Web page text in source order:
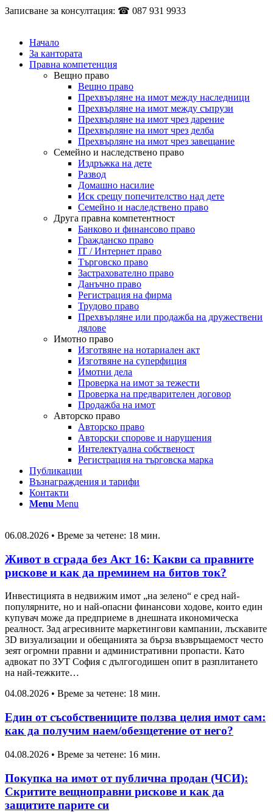
Записване за консултация: ☎ 087 931 9933
Начало
За кантората
Правна компетенция
Вещно право
Вещно право
Прехвърляне на имот между наследници
Прехвърляне на имот между съпрузи
Прехвърляне на имот чрез дарение
Прехвърляне на имот чрез делба
Прехвърляне на имот чрез завещание
Семейно и наследствено право
Издръжка на дете
Развод
Домашно насилие
Иск срещу попечителство над дете
Семейно и наследствено право
Друга правна компетентност
Банково и финансово право
Гражданско право
IT / Интернет право
Търговско право
Застрахователно право
Данъчно право
Регистрация на фирма
Трудово право
Прехвърляне или продажба на дружествени
дялове
Имотно право
Изготвяне на нотариален акт
Изготвяне на суперфиция
Имотни дела
Проверка на имот за тежести
Проверка на предварителен договор
Продажба на имот
Авторско право
Авторско право
Авторски спорове и нарушения
Интелектуална собственост
Регистрация на търговска марка
Публикации
Възнаграждения и тарифи
Контакти
Menu Menu
06.08.2026 • Време за четене: 18 мин.
Живот в сграда без Акт 16: Какви са правните
рискове и как да преминем на битов ток?
Инвестицията в недвижим имот „на зелено“ е сред най-
популярните, но и най-опасни финансови ходове, които един
купувач може да предприеме в днешната икономическа
реалност. Зад агресивните маркетингови кампании, лъскавите
3D визуализации и обещанията за бърза възвръщаемост често
зеят огромни правни и административни пропасти. Като
адвокат по ЗУТ София с дългогодишен опит в разплитането
на най-тежките…
04.08.2026 • Време за четене: 18 мин.
Един от съсобствениците ползва целия имот сам:
как да получим наем/обезщетение от него?
04.08.2026 • Време за четене: 16 мин.
Покупка на имот от публична продан (ЧСИ):
Скритите вещноправни рискове и как да
защитите парите си